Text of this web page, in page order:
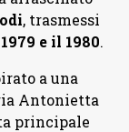
, trasmessi
e il 1980.
a una
Antonietta
principale